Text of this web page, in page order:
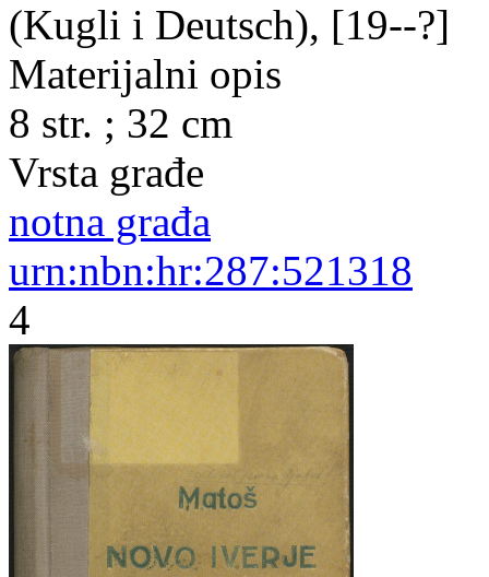
(Kugli i Deutsch), [19--?]
Materijalni opis
8 str. ; 32 cm
Vrsta građe
notna građa
urn:nbn:hr:287:521318
4